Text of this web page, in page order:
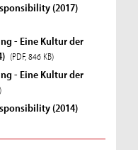
(2017)
- Eine Kultur der
(PDF, 846 KB)
- Eine Kultur der
(2014)